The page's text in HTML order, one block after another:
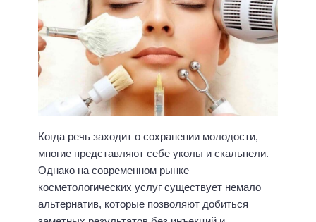
Когда речь заходит о сохранении молодости,
многие представляют себе уколы и скальпели.
Однако на современном рынке
косметологических услуг существует немало
альтернатив, которые позволяют добиться